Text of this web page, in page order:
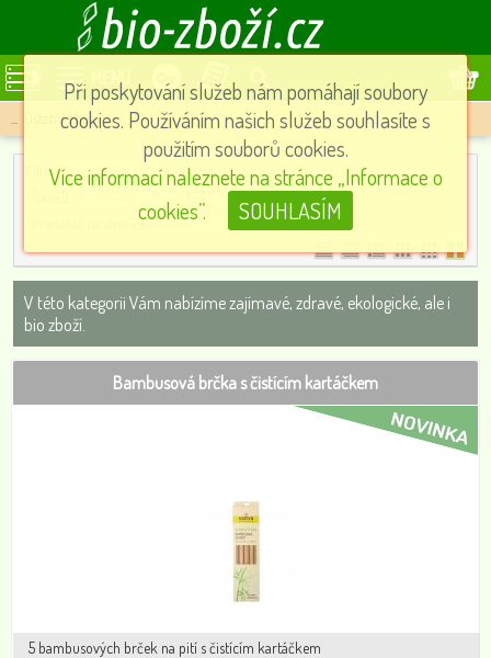
MENU
Ostatní zboží
Filtr:
--- vše ---
Produktů na stránce:
66
V této kategorii Vám nabízíme zajímavé, zdravé, ekologické, ale i
bio zboží.
Bambusová brčka s čistícím kartáčkem
5 bambusových brček na pití s čistícím kartáčkem
Při poskytování služeb nám pomáhají soubory
cookies. Používáním našich služeb souhlasíte s
použitím souborů cookies.
Více informací naleznete na stránce „Informace o
cookies”.
SOUHLASÍM